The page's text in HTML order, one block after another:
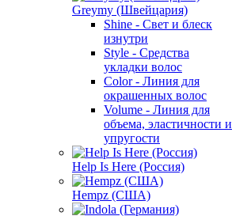
Greymy (Швейцария)
Shine - Свет и блеск
изнутри
Style - Средства
укладки волос
Color - Линия для
окрашенных волос
Volume - Линия для
объема, эластичности и
упругости
Help Is Here (Россия)
Hempz (США)